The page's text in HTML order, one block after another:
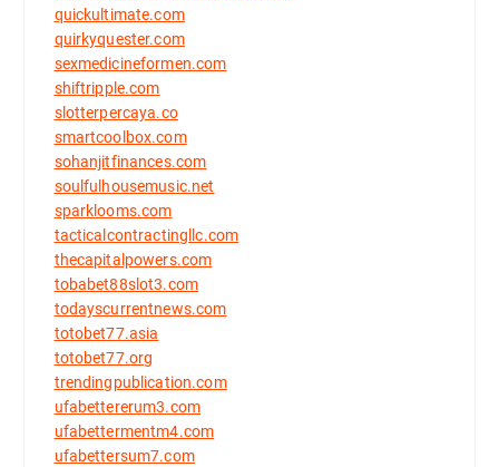
quickultimate.com
quirkyquester.com
sexmedicineformen.com
shiftripple.com
slotterpercaya.co
smartcoolbox.com
sohanjitfinances.com
soulfulhousemusic.net
sparklooms.com
tacticalcontractingllc.com
thecapitalpowers.com
tobabet88slot3.com
todayscurrentnews.com
totobet77.asia
totobet77.org
trendingpublication.com
ufabettererum3.com
ufabettermentm4.com
ufabettersum7.com